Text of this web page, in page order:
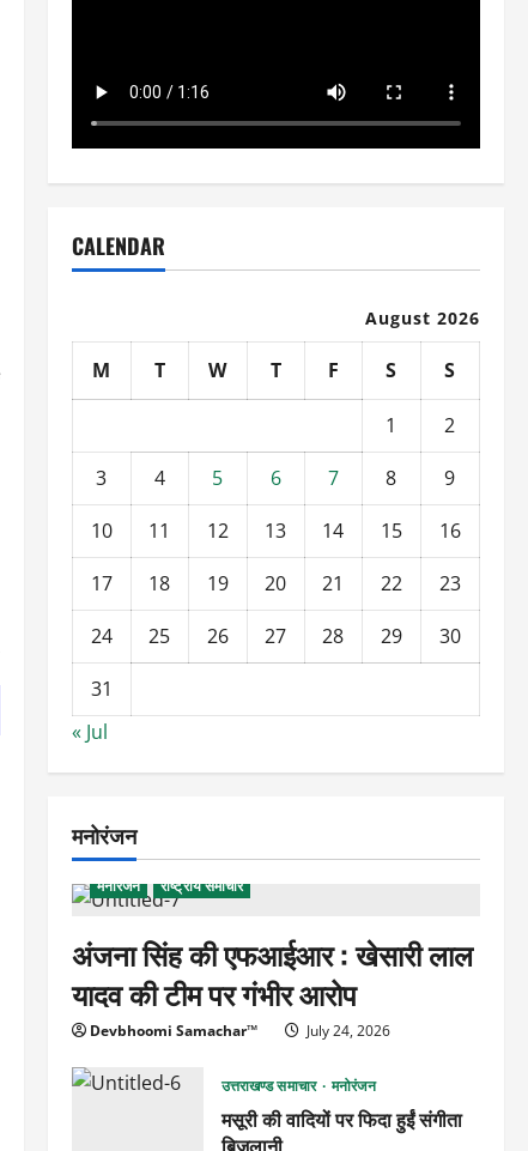
CALENDAR
August 2026
M T W T F S S
1
2
3
4 5 6 7 8
9
10
11 12 13 14 15
16
17
18 19 20 21 22
23
24
25 26 27 28 29
30
31
« Jul
मनोरंजन
मनोरंजन राष्ट्रीय समाचार
अंजना सिंह की एफआईआर : खेसारी लाल
यादव की टीम पर गंभीर आरोप
Devbhoomi Samachar™ July 24, 2026
उत्तराखण्ड समाचार मनोरंजन
मसूरी की वादियों पर फिदा हुईं संगीता